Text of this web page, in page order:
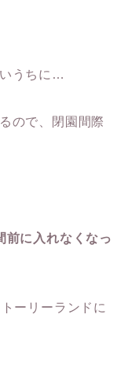
うちに…
ので、閉園間際
前に入れなくなっ
ーリーランドに